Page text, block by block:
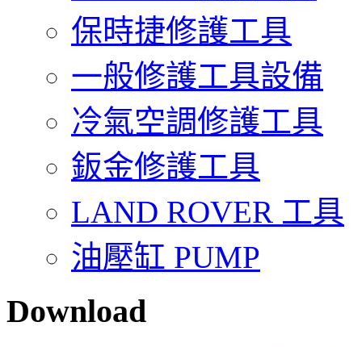
保時捷修護工具
一般修護工具設備
冷氣空調修護工具
鈑金修護工具
LAND ROVER 工具
油壓缸 PUMP
Download